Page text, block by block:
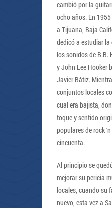
cambió por la
ocho años. En
a Tijuana, Baja
dedicó a estudiar
los sonidos de B.B.
y John Lee Hooker
Javier Bátiz.
conjuntos locales
cual era bajista,
toque y sentido
populares de rock
cincuenta.
Al principio se
mejorar su pericia
locales, cuando su
nuevo, esta vez a